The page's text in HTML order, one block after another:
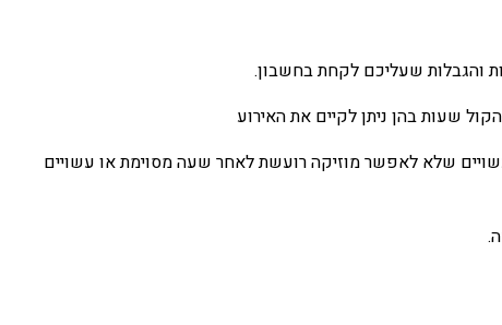
והגבלות שעליכם לקחת בחשבון.
שעות בהן ניתן לקיים את האירוע
עשויים שלא לאפשר מוזיקה רועשת לאחר שעה מסוימת או עשויים